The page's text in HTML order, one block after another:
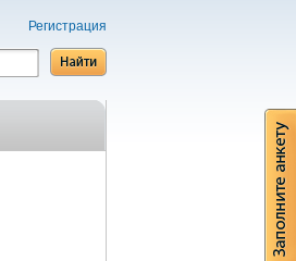
Регистрация